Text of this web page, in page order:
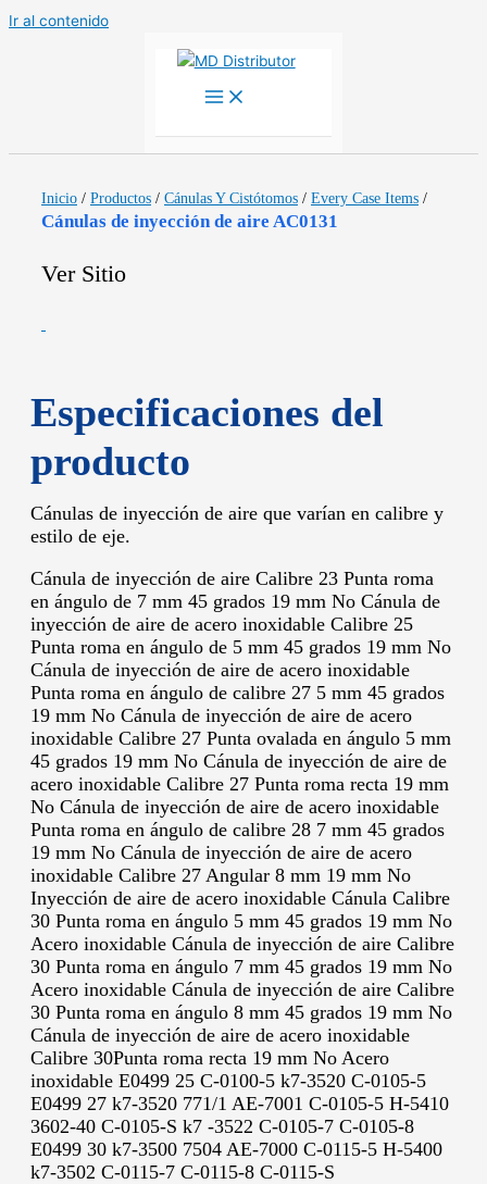
Ir al contenido
Inicio / Productos / Cánulas Y Cistótomos / Every Case Items /
Cánulas de inyección de aire AC0131
Ver Sitio
Especificaciones del
producto
Cánulas de inyección de aire que varían en calibre y
estilo de eje.
Cánula de inyección de aire Calibre 23 Punta roma
en ángulo de 7 mm 45 grados 19 mm No Cánula de
inyección de aire de acero inoxidable Calibre 25
Punta roma en ángulo de 5 mm 45 grados 19 mm No
Cánula de inyección de aire de acero inoxidable
Punta roma en ángulo de calibre 27 5 mm 45 grados
19 mm No Cánula de inyección de aire de acero
inoxidable Calibre 27 Punta ovalada en ángulo 5 mm
45 grados 19 mm No Cánula de inyección de aire de
acero inoxidable Calibre 27 Punta roma recta 19 mm
No Cánula de inyección de aire de acero inoxidable
Punta roma en ángulo de calibre 28 7 mm 45 grados
19 mm No Cánula de inyección de aire de acero
inoxidable Calibre 27 Angular 8 mm 19 mm No
Inyección de aire de acero inoxidable Cánula Calibre
30 Punta roma en ángulo 5 mm 45 grados 19 mm No
Acero inoxidable Cánula de inyección de aire Calibre
30 Punta roma en ángulo 7 mm 45 grados 19 mm No
Acero inoxidable Cánula de inyección de aire Calibre
30 Punta roma en ángulo 8 mm 45 grados 19 mm No
Cánula de inyección de aire de acero inoxidable
Calibre 30Punta roma recta 19 mm No Acero
inoxidable E0499 25 C-0100-5 k7-3520 C-0105-5
E0499 27 k7-3520 771/1 AE-7001 C-0105-5 H-5410
3602-40 C-0105-S k7 -3522 C-0105-7 C-0105-8
E0499 30 k7-3500 7504 AE-7000 C-0115-5 H-5400
k7-3502 C-0115-7 C-0115-8 C-0115-S